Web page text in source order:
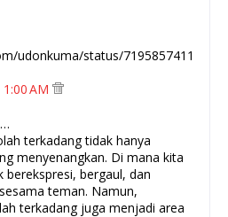
udonkuma/status/7195857411
AM
terkadang tidak hanya
menyenangkan. Di mana kita
berekspresi, bergaul, dan
teman. Namun,
terkadang juga menjadi area